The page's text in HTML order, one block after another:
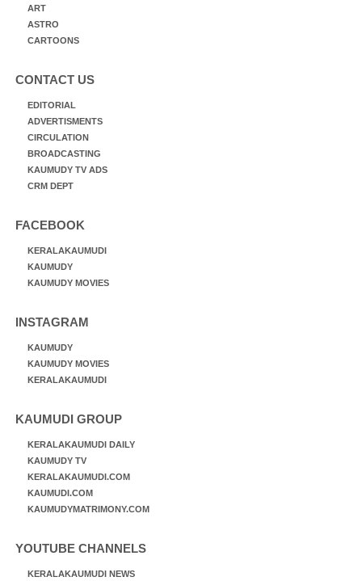
ART
ASTRO
CARTOONS
CONTACT US
EDITORIAL
ADVERTISMENTS
CIRCULATION
BROADCASTING
KAUMUDY TV ADS
CRM DEPT
FACEBOOK
KERALAKAUMUDI
KAUMUDY
KAUMUDY MOVIES
INSTAGRAM
KAUMUDY
KAUMUDY MOVIES
KERALAKAUMUDI
KAUMUDI GROUP
KERALAKAUMUDI DAILY
KAUMUDY TV
KERALAKAUMUDI.COM
KAUMUDI.COM
KAUMUDYMATRIMONY.COM
YOUTUBE CHANNELS
KERALAKAUMUDI NEWS